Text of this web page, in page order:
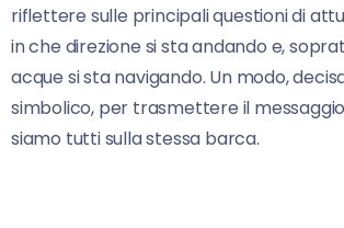
riflettere sulle principali questioni di
in che direzione si sta andando e,
acque si sta navigando. Un modo,
simbolico, per trasmettere il
siamo tutti sulla stessa barca.